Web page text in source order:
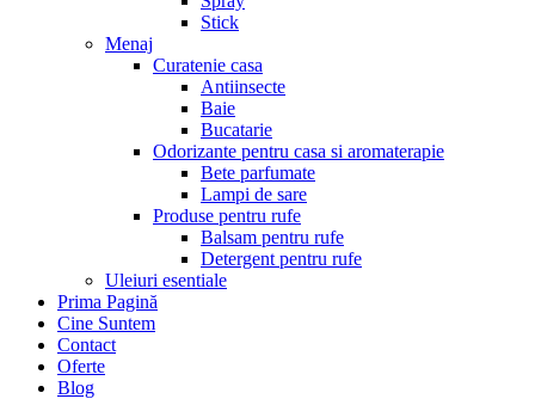
Stick
Menaj
Curatenie casa
Antiinsecte
Baie
Bucatarie
Odorizante pentru casa si aromaterapie
Bete parfumate
Lampi de sare
Produse pentru rufe
Balsam pentru rufe
Detergent pentru rufe
Uleiuri esentiale
Prima Pagină
Cine Suntem
Contact
Oferte
Blog